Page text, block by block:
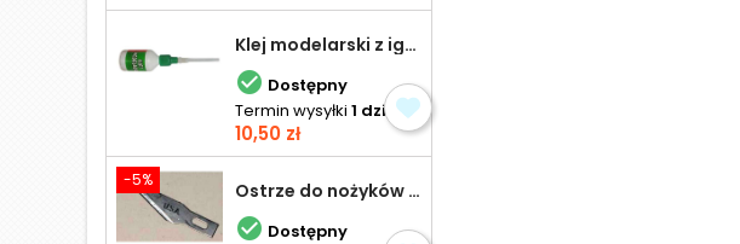
Klej modelarski z igłą 30 ml
 Dostępny
Termin wysyłki 1 dzień
Cena
10,50 zł
-5% Ostrze do nożyków Excel
 Dostępny